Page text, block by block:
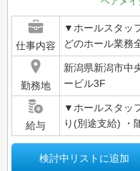
仕事内容
▼ホールスタッ
どのホール業務
勤務地
新潟県新潟市中
ービル3F
給与
▼ホールスタッ
り(別途支給) ・
検討中リストに追加